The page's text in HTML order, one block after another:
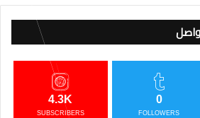
0
FOLLOWERS
4.3K
SUBSCRIBERS